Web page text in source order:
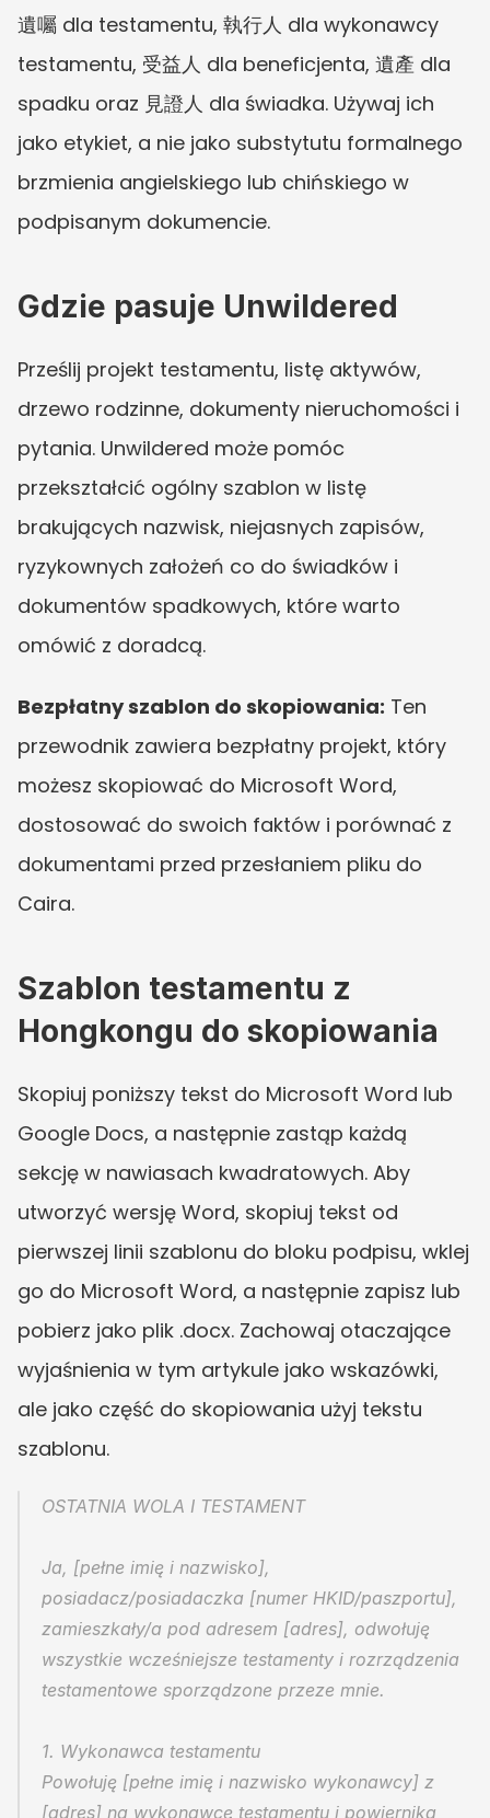
遺囑 dla testamentu, 執行人 dla wykonawcy
testamentu, 受益人 dla beneficjenta, 遺產 dla
spadku oraz 見證人 dla świadka. Używaj ich
jako etykiet, a nie jako substytutu formalnego
brzmienia angielskiego lub chińskiego w
podpisanym dokumencie.
Gdzie pasuje Unwildered
Prześlij projekt testamentu, listę aktywów,
drzewo rodzinne, dokumenty nieruchomości i
pytania. Unwildered może pomóc
przekształcić ogólny szablon w listę
brakujących nazwisk, niejasnych zapisów,
ryzykownych założeń co do świadków i
dokumentów spadkowych, które warto
omówić z doradcą.
Bezpłatny szablon do skopiowania: Ten
przewodnik zawiera bezpłatny projekt, który
możesz skopiować do Microsoft Word,
dostosować do swoich faktów i porównać z
dokumentami przed przesłaniem pliku do
Caira.
Szablon testamentu z
Hongkongu do skopiowania
Skopiuj poniższy tekst do Microsoft Word lub
Google Docs, a następnie zastąp każdą
sekcję w nawiasach kwadratowych. Aby
utworzyć wersję Word, skopiuj tekst od
pierwszej linii szablonu do bloku podpisu, wklej
go do Microsoft Word, a następnie zapisz lub
pobierz jako plik .docx. Zachowaj otaczające
wyjaśnienia w tym artykule jako wskazówki,
ale jako część do skopiowania użyj tekstu
szablonu.
OSTATNIA WOLA I TESTAMENT
Ja, [pełne imię i nazwisko],
posiadacz/posiadaczka [numer HKID/paszportu],
zamieszkały/a pod adresem [adres], odwołuję
wszystkie wcześniejsze testamenty i rozrządzenia
testamentowe sporządzone przeze mnie.
1. Wykonawca testamentu
Powołuję [pełne imię i nazwisko wykonawcy] z
[adres] na wykonawcę testamentu i powiernika